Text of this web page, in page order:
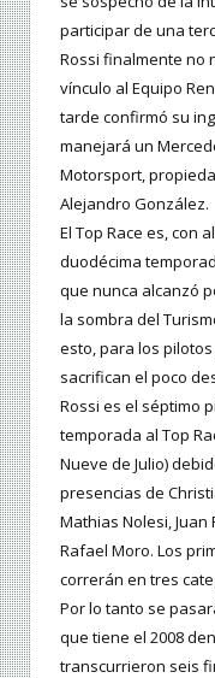
participar de una
Rossi finalmente no
vínculo al Equipo
tarde confirmó su
manejará un
Motorsport,
Alejandro González.
El Top Race es, con
duodécima
que nunca alcanzó
la sombra del
esto, para los
sacrifican el poco
Rossi es el séptimo
temporada al Top
Nueve de Julio)
presencias de
Mathias Nolesi,
Rafael Moro. Los
correrán en tres
Por lo tanto se
que tiene el 2008
transcurrieron seis